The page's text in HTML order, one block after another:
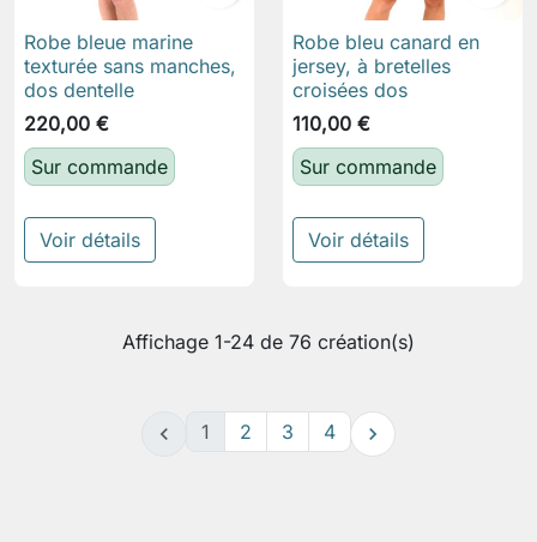
Robe bleue marine
texturée sans manches,
dos dentelle
220,00 €
Sur commande
Voir détails
Robe bleu canard en
jersey, à bretelles
croisées dos
110,00 €
Sur commande
Voir détails
Affichage 1-24 de 76 création(s)
 1 2 3 4 